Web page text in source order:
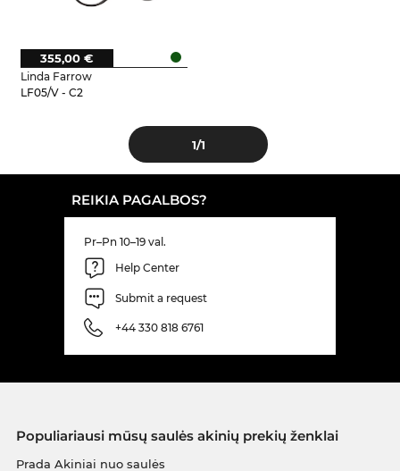
Linda Farrow
LF05/V - C2
355,00 €
1/1
REIKIA PAGALBOS?
Pr–Pn 10–19 val.
Help Center
Submit a request
+44 330 818 6761
Populiariausi mūsų saulės akinių prekių ženklai
Prada Akiniai nuo saulės